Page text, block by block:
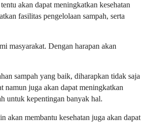
akan dapat meningkatkan kesehatan
fasilitas pengelolaan sampah, serta
masyarakat. Dengan harapan akan
sampah yang baik, diharapkan tidak saja
namun juga akan dapat meningkatkan
untuk kepentingan banyak hal.
akan membantu kesehatan juga akan dapat